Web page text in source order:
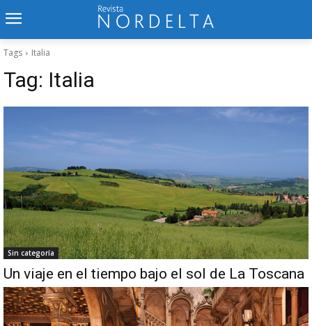
Tags Italia
Tag: Italia
Sin categoría
Un viaje en el tiempo bajo el sol de La Toscana